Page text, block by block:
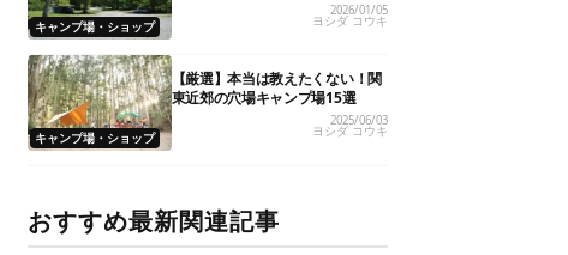
キャンプ場・ショップ
2026/01/05
ヨシダ コウキ
キャンプ場・ショップ
【厳選】本当は教えたくない！関
東近郊の穴場キャンプ場15選
2025/06/03
ヨシダ コウキ
おすすめ最新関連記事